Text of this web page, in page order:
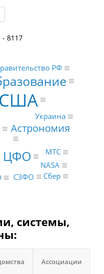
8117
США
ЦФО
Астрономия
СЗФО
РФ
NASA
Украина
Сбер
МТС
системы,
Ассоциации